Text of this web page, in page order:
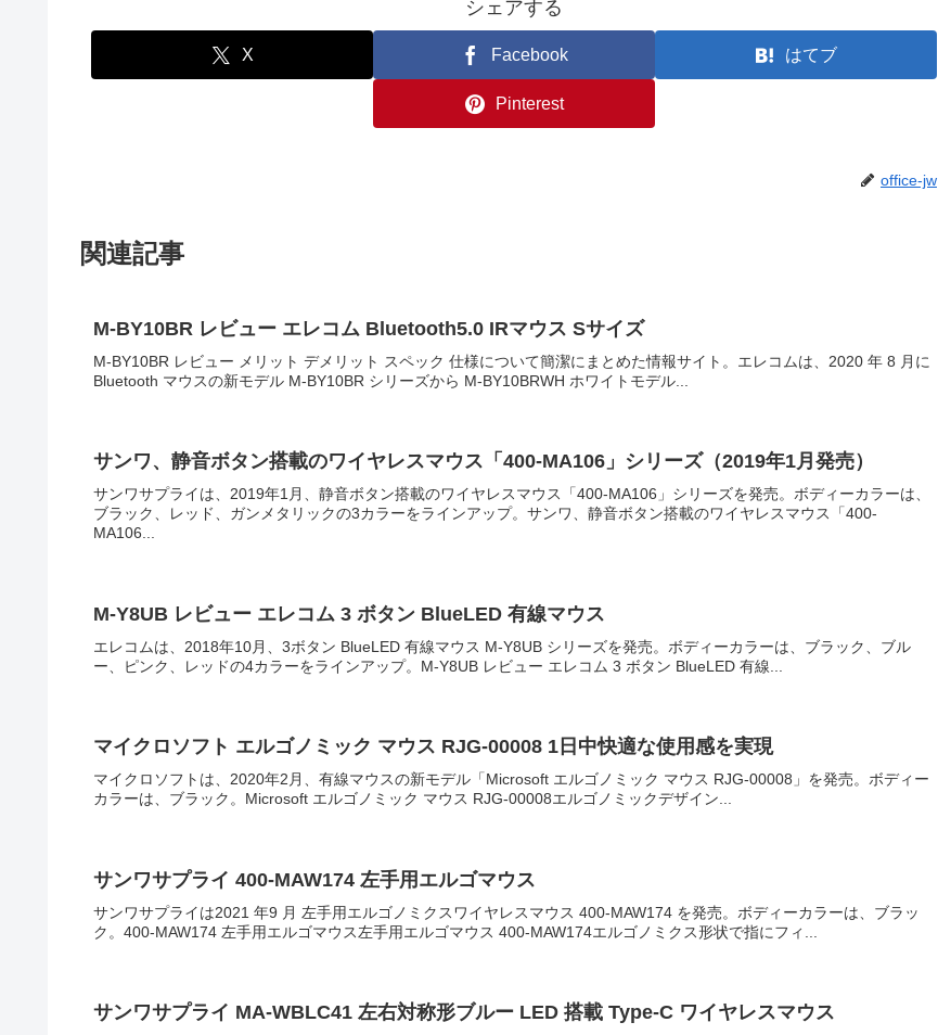
シェアする
X Facebook はてブ
Pinterest
office-jw
関連記事
M-BY10BR レビュー エレコム Bluetooth5.0 IRマウス Sサイズ
M-BY10BR レビュー メリット デメリット スペック 仕様について簡潔にまとめた情報サイト。エレコムは、2020 年 8 月に
Bluetooth マウスの新モデル M-BY10BR シリーズから M-BY10BRWH ホワイトモデル...
サンワ、静音ボタン搭載のワイヤレスマウス「400-MA106」シリーズ（2019年1月発売）
サンワサプライは、2019年1月、静音ボタン搭載のワイヤレスマウス「400-MA106」シリーズを発売。ボディーカラーは、
ブラック、レッド、ガンメタリックの3カラーをラインアップ。サンワ、静音ボタン搭載のワイヤレスマウス「400-
MA106...
M-Y8UB レビュー エレコム 3 ボタン BlueLED 有線マウス
エレコムは、2018年10月、3ボタン BlueLED 有線マウス M-Y8UB シリーズを発売。ボディーカラーは、ブラック、ブル
ー、ピンク、レッドの4カラーをラインアップ。M-Y8UB レビュー エレコム 3 ボタン BlueLED 有線...
マイクロソフト エルゴノミック マウス RJG-00008 1日中快適な使用感を実現
マイクロソフトは、2020年2月、有線マウスの新モデル「Microsoft エルゴノミック マウス RJG-00008」を発売。ボディー
カラーは、ブラック。Microsoft エルゴノミック マウス RJG-00008エルゴノミックデザイン...
サンワサプライ 400-MAW174 左手用エルゴマウス
サンワサプライは2021 年9 月 左手用エルゴノミクスワイヤレスマウス 400-MAW174 を発売。ボディーカラーは、ブラッ
ク。400-MAW174 左手用エルゴマウス左手用エルゴマウス 400-MAW174エルゴノミクス形状で指にフィ...
サンワサプライ MA-WBLC41 左右対称形ブルー LED 搭載 Type-C ワイヤレスマウス